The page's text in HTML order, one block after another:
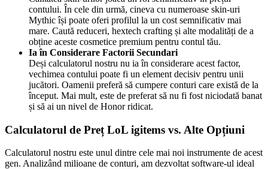
contului. În cele din urmă, cineva cu numeroase skin-uri
Mythic își poate oferi profilul la un cost semnificativ mai
mare. Caută reduceri, hextech crafting și alte modalități de a
obține aceste cosmetice premium pentru contul tău.
Ia în Considerare Factorii Secundari
Deși calculatorul nostru nu ia în considerare acest factor,
vechimea contului poate fi un element decisiv pentru unii
jucători. Oamenii preferă să cumpere conturi care există de la
început. Mai mult, este de preferat să nu fi fost niciodată banat
și să ai un nivel de Honor ridicat.
Calculatorul de Preț LoL igitems vs. Alte Opțiuni
Calculatorul nostru este unul dintre cele mai noi instrumente de acest
gen. Analizând milioane de conturi, am dezvoltat software-ul ideal